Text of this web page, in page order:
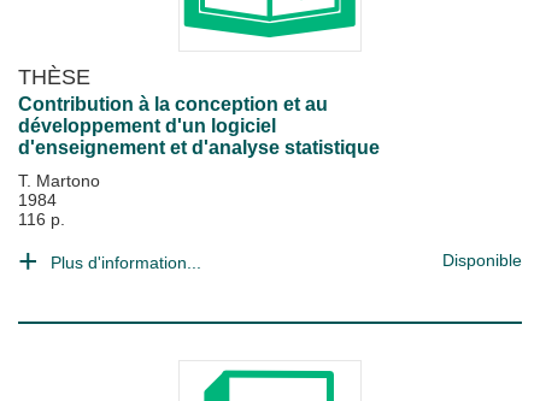
THÈSE
Contribution à la conception et au
développement d'un logiciel
d'enseignement et d'analyse statistique
T. Martono
1984
116 p.
Plus d'information... Disponible